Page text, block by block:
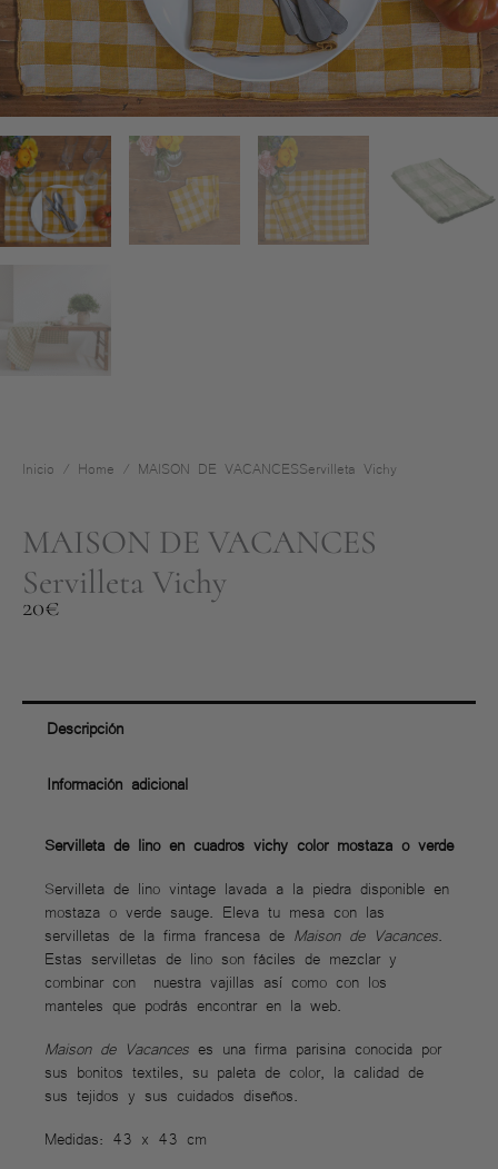
Inicio / Home / MAISON DE VACANCESServilleta Vichy
MAISON DE VACANCES
Servilleta Vichy
20€
Descripción
Información adicional
Servilleta de lino en cuadros vichy color mostaza o verde
Servilleta de lino vintage lavada a la piedra disponible en
mostaza o verde sauge. Eleva tu mesa con las
servilletas de la firma francesa de Maison de Vacances
Estas servilletas de lino son fáciles de mezclar y
combinar con nuestra vajillas así como con los
manteles que podrás encontrar en la web.
Maison de Vacances es una firma parisina conocida por
sus bonitos textiles, su paleta de color, la calidad de
sus tejidos y sus cuidados diseños.
Medidas: 43 x 43 cm